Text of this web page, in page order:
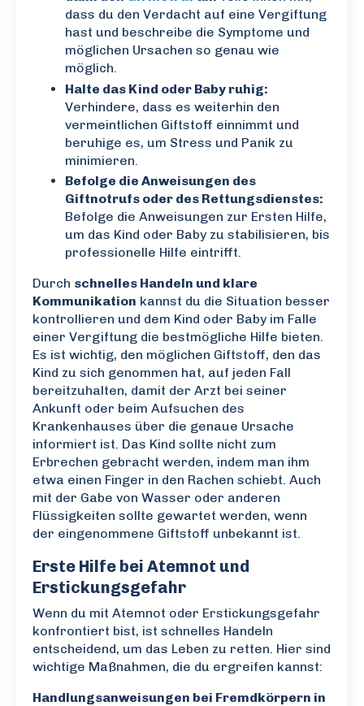
dass du den Verdacht auf eine Vergiftung
hast und beschreibe die Symptome und
möglichen Ursachen so genau wie
möglich.
Halte das Kind oder Baby ruhig:
Verhindere, dass es weiterhin den
vermeintlichen Giftstoff einnimmt und
beruhige es, um Stress und Panik zu
minimieren.
Befolge die Anweisungen des
Giftnotrufs oder des Rettungsdienstes:
Befolge die Anweisungen zur Ersten Hilfe,
um das Kind oder Baby zu stabilisieren, bis
professionelle Hilfe eintrifft.
Durch schnelles Handeln und klare
Kommunikation kannst du die Situation besser
kontrollieren und dem Kind oder Baby im Falle
einer Vergiftung die bestmögliche Hilfe bieten.
Es ist wichtig, den möglichen Giftstoff, den das
Kind zu sich genommen hat, auf jeden Fall
bereitzuhalten, damit der Arzt bei seiner
Ankunft oder beim Aufsuchen des
Krankenhauses über die genaue Ursache
informiert ist. Das Kind sollte nicht zum
Erbrechen gebracht werden, indem man ihm
etwa einen Finger in den Rachen schiebt. Auch
mit der Gabe von Wasser oder anderen
Flüssigkeiten sollte gewartet werden, wenn
der eingenommene Giftstoff unbekannt ist.
Erste Hilfe bei Atemnot und
Erstickungsgefahr
Wenn du mit Atemnot oder Erstickungsgefahr
konfrontiert bist, ist schnelles Handeln
entscheidend, um das Leben zu retten. Hier sind
wichtige Maßnahmen, die du ergreifen kannst:
Handlungsanweisungen bei Fremdkörpern in